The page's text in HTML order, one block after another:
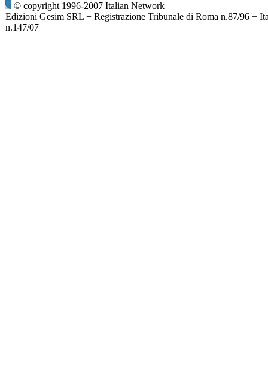
© copyright 1996-2007 Italian Network
Edizioni Gesim SRL − Registrazione Tribunale di Roma n.87/96 −
n.147/07